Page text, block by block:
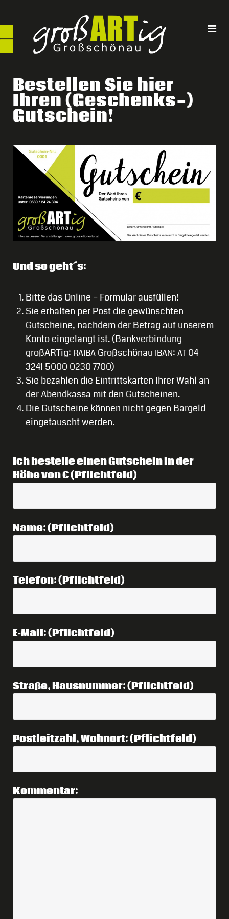
Bestellen Sie hier
Ihren (Geschenks-)
Gutschein!
Und so geht´s:
Bitte das Online – Formular ausfüllen!
Sie erhalten per Post die gewünschten
Gutscheine, nachdem der Betrag auf unserem
Konto eingelangt ist. (Bankverbindung
großARTig: RAIBAGroßschönau IBAN: AT04
3241 5000 0230 7700)
Sie bezahlen die Eintrittskarten Ihrer Wahl an
der Abendkassa mit den Gutscheinen.
Die Gutscheine können nicht gegen Bargeld
eingetauscht werden.
Ich bestelle einen Gutschein in der
Höhe von € (Pflichtfeld)
Name: (Pflichtfeld)
Telefon: (Pflichtfeld)
E‑Mail: (Pflichtfeld)
Straße, Hausnummer: (Pflichtfeld)
Postleitzahl, Wohnort: (Pflichtfeld)
Kommentar: